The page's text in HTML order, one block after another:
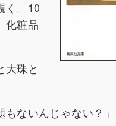
く。10
化粧品
大珠と
ないんじゃない？」